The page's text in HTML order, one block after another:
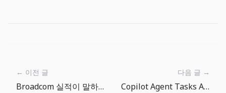
← 이전 글
Broadcom 실적이 말하는 AI 칩 경제학: GPU 다음 병목은 맞춤형 반도체와 네트워킹이다
다음 글 →
Copilot Agent Tasks API와 자동화: 코딩 에이전트를 배치 잡처럼 운영해야 할 때